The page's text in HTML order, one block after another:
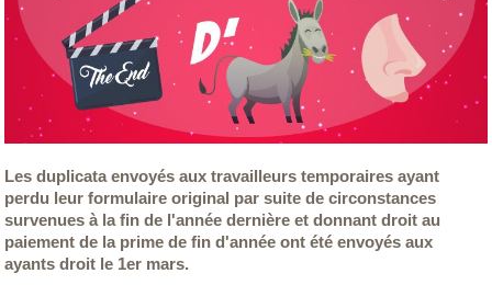
Les duplicata envoyés aux travailleurs temporaires ayant
perdu leur formulaire original par suite de circonstances
survenues à la fin de l'année dernière et donnant droit au
paiement de la prime de fin d'année ont été envoyés aux
ayants droit le 1er mars.